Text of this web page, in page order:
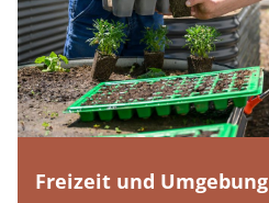
Freizeit und Umgebung